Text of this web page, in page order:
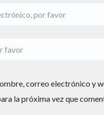
correo electrónico y
la próxima vez que